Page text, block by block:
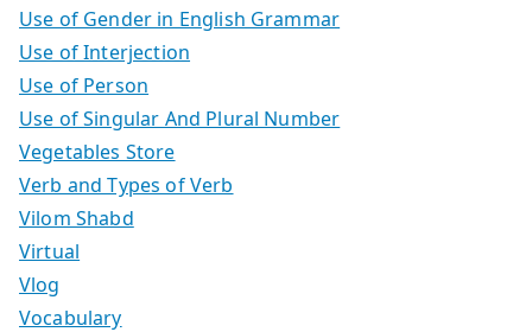
Use of Gender in English Grammar
Use of Interjection
Use of Person
Use of Singular And Plural Number
Vegetables Store
Verb and Types of Verb
Vilom Shabd
Virtual
Vlog
Vocabulary